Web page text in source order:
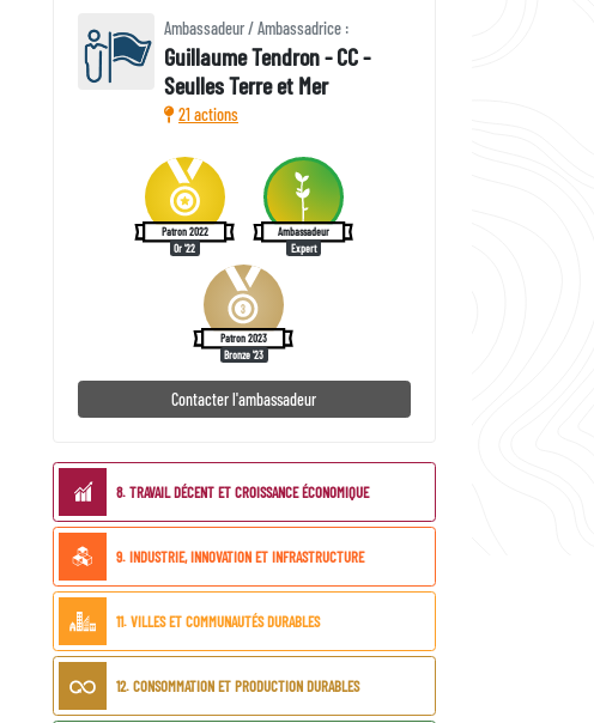
Ambassadeur / Ambassadrice :
Guillaume Tendron - CC -
Seulles Terre et Mer
21 actions
Patron 2022
Or '22
Ambassadeur
Expert
Patron 2023
Bronze '23
Contacter l'ambassadeur
ODD
8. TRAVAIL DÉCENT ET CROISSANCE ÉCONOMIQUE
9. INDUSTRIE, INNOVATION ET INFRASTRUCTURE
11. VILLES ET COMMUNAUTÉS DURABLES
12. CONSOMMATION ET PRODUCTION DURABLES